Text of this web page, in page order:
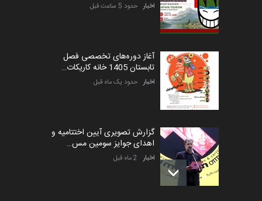
اخبار حدود 5 ساعت قبل
آغاز دوره‌های تخصصی فصل
تابستان 1405 خانه کاریکات…
اخبار حدود یک ماه قبل
گزارش تصویری آیین اختتامیه و
اهدای جوایز سومین مس…
اخبار 2 ماه قبل